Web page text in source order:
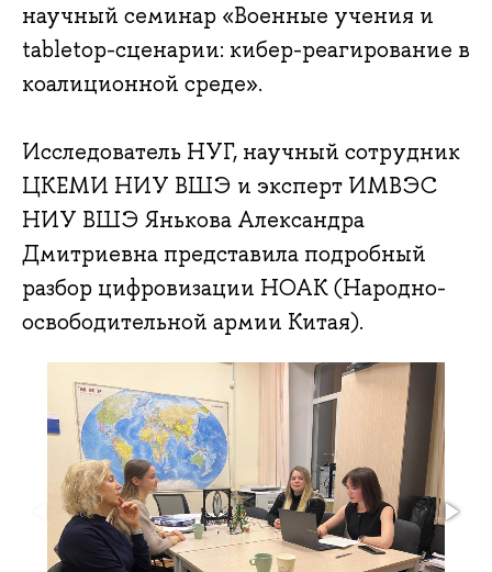
научный семинар «Военные учения и
tabletop-сценарии: кибер-реагирование в
коалиционной среде».
Исследователь НУГ, научный сотрудник
ЦКЕМИ НИУ ВШЭ и эксперт ИМВЭС
НИУ ВШЭ Янькова Александра
Дмитриевна представила подробный
разбор цифровизации НОАК (Народно-
освободительной армии Китая).